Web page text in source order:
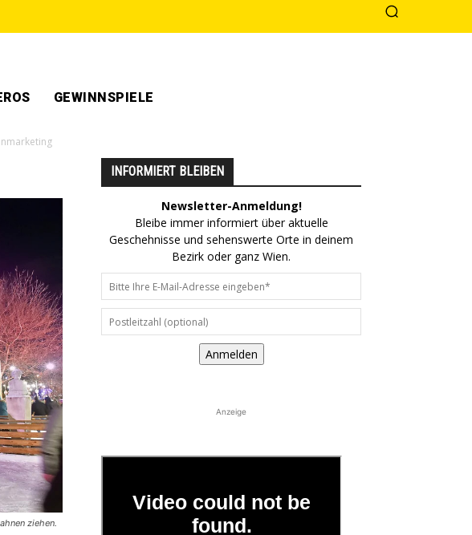
GEWINNSPIELE
ziehen.
INFORMIERT BLEIBEN
Newsletter-Anmeldung!
Bleibe immer informiert über aktuelle
Geschehnisse und sehenswerte Orte in deinem
Bezirk oder ganz Wien.
Anmelden
Anzeige